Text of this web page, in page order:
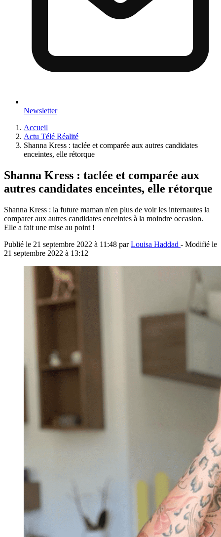
Newsletter
Accueil
Actu Télé Réalité
Shanna Kress : taclée et comparée aux autres candidates
enceintes, elle rétorque
Shanna Kress : taclée et comparée aux
autres candidates enceintes, elle rétorque
Shanna Kress : la future maman n'en plus de voir les internautes la
comparer aux autres candidates enceintes à la moindre occasion.
Elle a fait une mise au point !
Publié le 21 septembre 2022 à 11:48 parLouisa Haddad - Modifié le
21 septembre 2022 à 13:12